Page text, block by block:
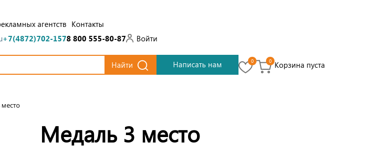
агентств Контакты
+7(4872)702-1578 800 555-80-87 Войти
Найти Написать нам 0 0 Корзина пуста
Медаль 3 место